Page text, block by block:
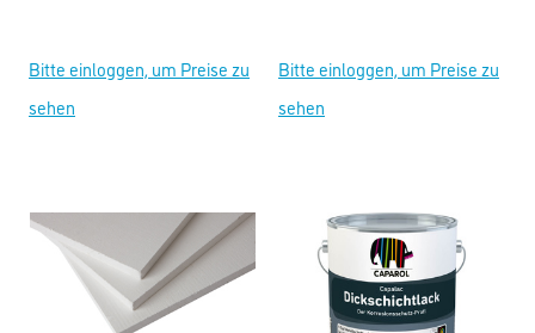
Bitte einloggen, um Preise zu
sehen
Bitte einloggen, um Preise zu
sehen